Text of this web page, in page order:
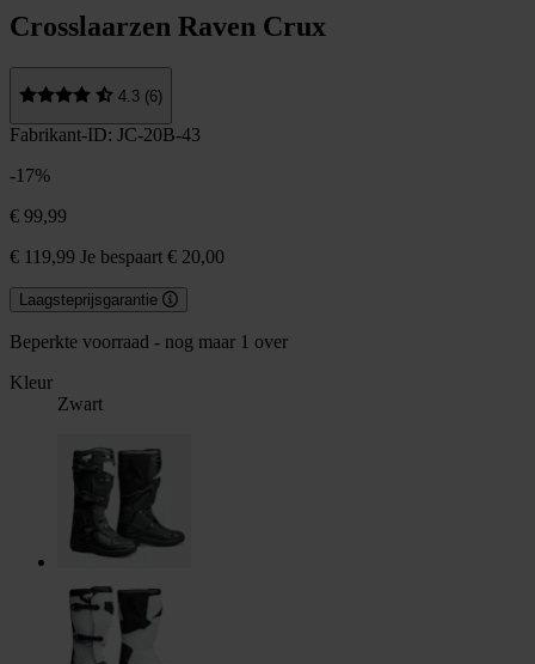
Crosslaarzen Raven Crux
4.3 (6)
Fabrikant-ID: JC-20B-43
-17%
€ 99,99
€ 119,99 Je bespaart € 20,00
Laagsteprijsgarantie
Beperkte voorraad - nog maar 1 over
Kleur
Zwart